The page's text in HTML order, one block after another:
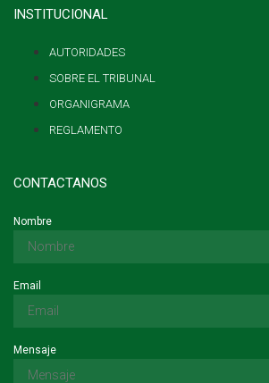
INSTITUCIONAL
AUTORIDADES
SOBRE EL TRIBUNAL
ORGANIGRAMA
REGLAMENTO
CONTACTANOS
Nombre
Email
Mensaje